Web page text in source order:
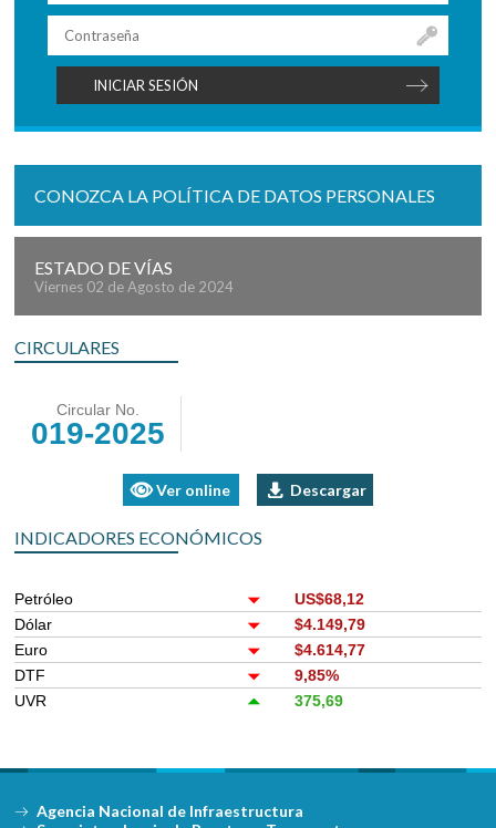
CONOZCA LA POLÍTICA DE DATOS PERSONALES
ESTADO DE VÍAS
Viernes 02 de Agosto de 2024
CIRCULARES
Circular No.
019-2025
Ver online Descargar
INDICADORES ECONÓMICOS
Petróleo
US$68,12
Dólar
$4.149,79
Euro
$4.614,77
DTF
9,85%
UVR
375,69
Agencia Nacional de Infraestructura